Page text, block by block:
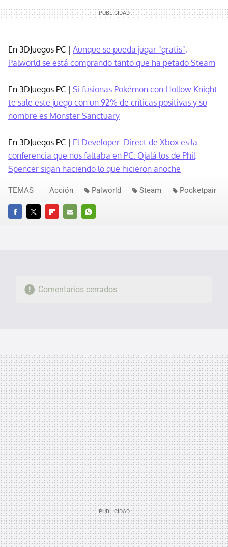
En 3DJuegos PC | Aunque se pueda jugar "gratis",
Palworld se está comprando tanto que ha petado Steam
En 3DJuegos PC | Si fusionas Pokémon con Hollow Knight
te sale este juego con un 92% de críticas positivas y su
nombre es Monster Sanctuary
En 3DJuegos PC | El Developer_Direct de Xbox es la
conferencia que nos faltaba en PC. Ojalá los de Phil
Spencer sigan haciendo lo que hicieron anoche
FACEBOOKTWITTERFLIPBOARD
E-
WHATSAPP
TEMAS Acción Palworld Steam Pocketpair
Comentarios cerrados